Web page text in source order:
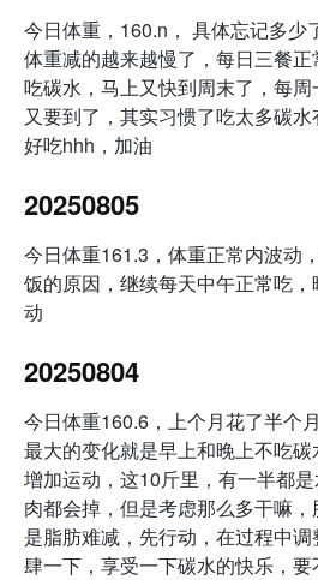
今日体重，160.n， 具体忘记多少
体重减的越来越慢了，每日三餐
吃碳水，马上又快到周末了，每
又要到了，其实习惯了吃太多碳
好吃hhh，加油
20250805
今日体重161.3，体重正常内波动
饭的原因，继续每天中午正常吃
动
20250804
今日体重160.6，上个月花了半个
最大的变化就是早上和晚上不吃
增加运动，这10斤里，有一半都
肉都会掉，但是考虑那么多干嘛
是脂肪难减，先行动，在过程中
肆一下，享受一下碳水的快乐，要